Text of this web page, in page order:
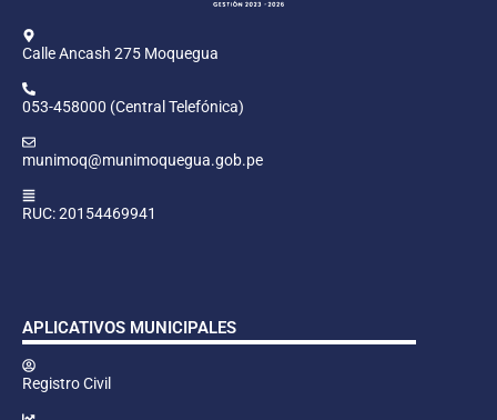
Calle Ancash 275 Moquegua
053-458000 (Central Telefónica)
munimoq@munimoquegua.gob.pe
RUC: 20154469941
APLICATIVOS MUNICIPALES
Registro Civil